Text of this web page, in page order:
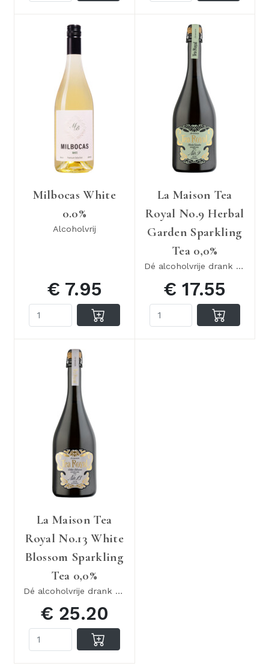
Milbocas White
0.0%
Alcoholvrij
€ 7.95
La Maison Tea
Royal No.9 Herbal
Garden Sparkling
Tea 0,0%
Dé alcoholvrije drank voor gastronomie
€ 17.55
La Maison Tea
Royal No.13 White
Blossom Sparkling
Tea 0,0%
Dé alcoholvrije drank voor gastronomie
€ 25.20